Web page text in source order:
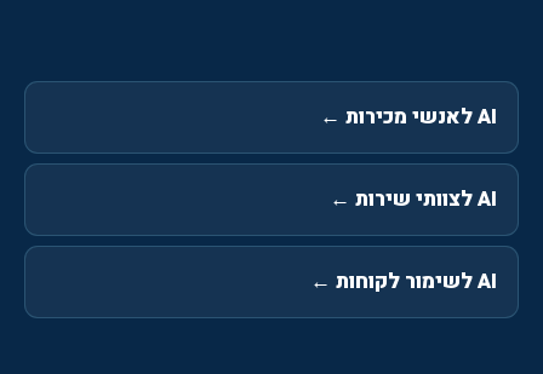
AI לאנשי מכירות ←
AI לצוותי שירות ←
AI לשימור לקוחות ←